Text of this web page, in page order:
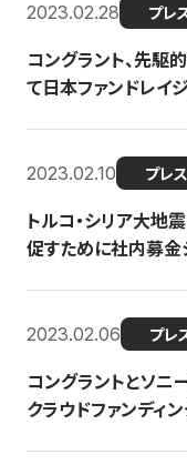
2023.02.28 プレ
コングラント、先駆
て日本ファンドレイ
2023.02.10 プレ
トルコ・シリア大地
促すために社内募金
2023.02.06 プレ
コングラントとソ
クラウドファンディ